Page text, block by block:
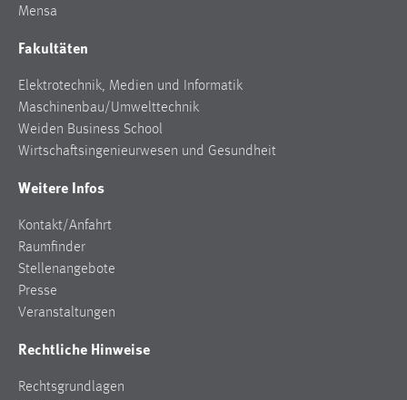
Mensa
Fakultäten
Elektrotechnik, Medien und Informatik
Maschinenbau/Umwelttechnik
Weiden Business School
Wirtschaftsingenieurwesen und Gesundheit
Weitere Infos
Kontakt/Anfahrt
Raumfinder
Stellenangebote
Presse
Veranstaltungen
Rechtliche Hinweise
Rechtsgrundlagen
Anbieter:
Zweck:
Conversion-Tracking
Cookie Laufzeit:
Facebook Pixel
Name:
_fbp
Anbieter:
Conversion-Tracking